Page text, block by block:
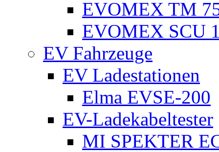
EVOMEX TM
EVOMEX SCU
EV Fahrzeuge
EV Ladestationen
Elma EVSE-200
EV-Ladekabeltester
MI SPEKTER